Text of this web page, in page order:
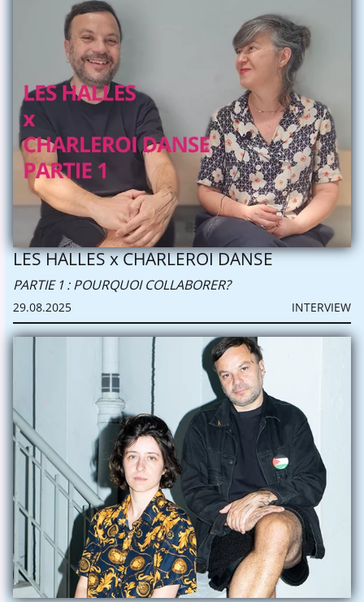
LES HALLES x CHARLEROI DANSE
PARTIE 1 : POURQUOI COLLABORER?
29.08.2025 INTERVIEW